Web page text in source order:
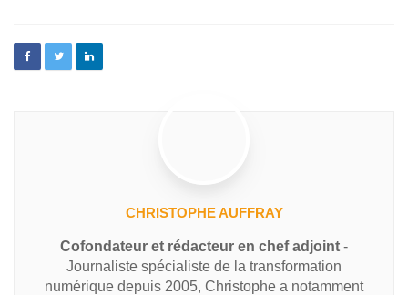
CHRISTOPHE AUFFRAY
Cofondateur et rédacteur en chef adjoint -
Journaliste spécialiste de la transformation
numérique depuis 2005, Christophe a notamment